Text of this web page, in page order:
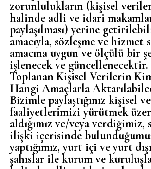
zorunlulukların (kişisel
halinde adli ve idari
paylaşılması) yerine
amacıyla, sözleşme ve hizmet
amacına uygun ve ölçülü bir
işlenecek ve güncellenecektir.
Toplanan Kişisel Verilerin
Hangi Amaçlarla
Bizimle paylaştığınız kişisel
faaliyetlerimizi yürütmek
aldığımız ve/veya verdiğimiz,
ilişki içerisinde
yaptığımız, yurt içi ve yurt
şahıslar ile kurum ve